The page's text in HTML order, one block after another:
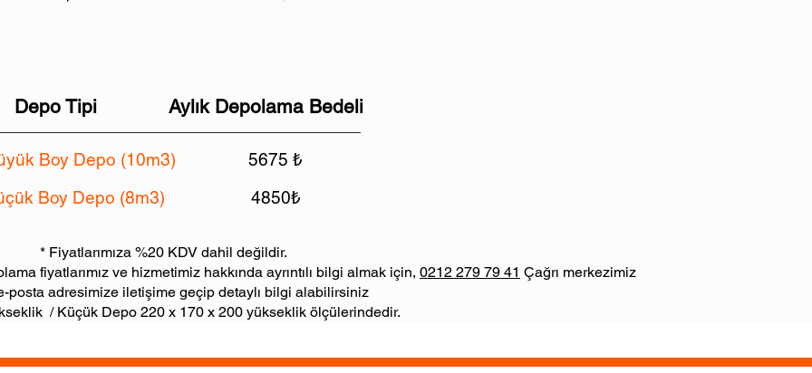
Aylık Depolama Bedeli
Depo Tipi
Boy Depo (10m3) 5675 ₺
Boy Depo (8m3) 4850₺
KDV dahil değildir.
fiyatlarımız ve hizmetimiz hakkında ayrıntılı bilgi almak için, 0212 279 79 41 Çağrı merkezimiz
posta adresimize iletişime geçip detaylı bilgi alabilirsiniz
/ Küçük Depo 220 x 170 x 200 yükseklik ölçülerindedir.